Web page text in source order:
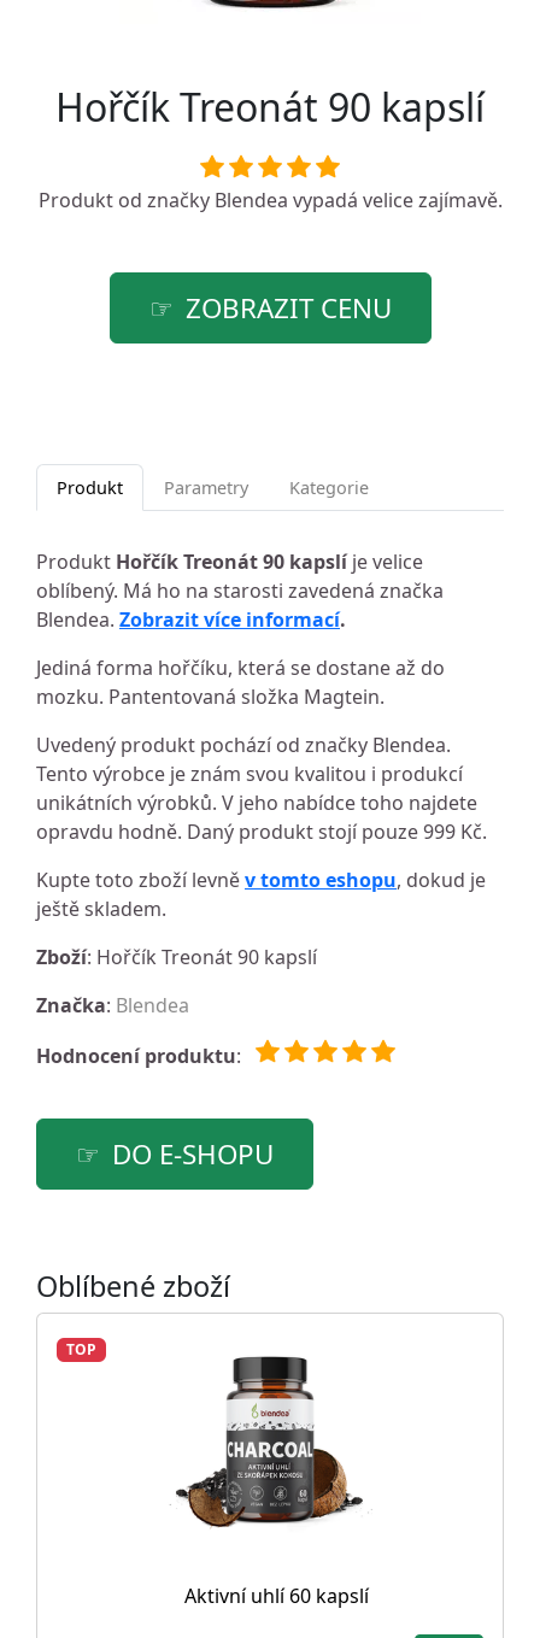
Hořčík Treonát 90 kapslí
Produkt od značky Blendea vypadá velice zajímavě.
ZOBRAZIT CENU
Produkt Parametry Kategorie
Produkt Hořčík Treonát 90 kapslíje velice
oblíbený. Má ho na starosti zavedená značka
Blendea. Zobrazit více informací.
Jediná forma hořčíku, která se dostane až do
mozku. Pantentovaná složka Magtein.
Uvedený produkt pochází od značky Blendea.
Tento výrobce je znám svou kvalitou i produkcí
unikátních výrobků. V jeho nabídce toho najdete
opravdu hodně. Daný produkt stojí pouze 999 Kč.
Kupte toto zboží levněv tomto eshopu, dokud je
ještě skladem.
Zboží: Hořčík Treonát 90 kapslí
Značka: Blendea
Hodnocení produktu:
DO E-SHOPU
Oblíbené zboží
TOP
Aktivní uhlí 60 kapslí